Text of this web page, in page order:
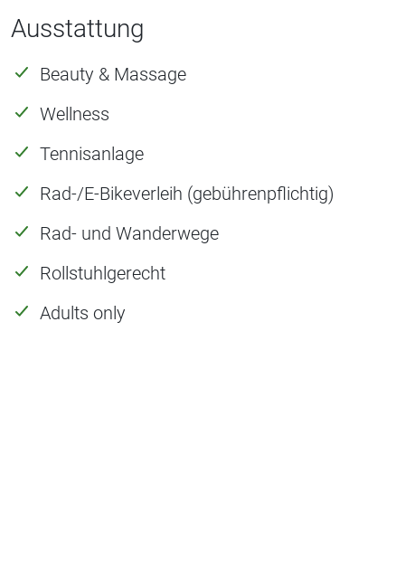
Ausstattung
Beauty & Massage
Wellness
Tennisanlage
Rad-/E-Bikeverleih (gebührenpflichtig)
Rad- und Wanderwege
Rollstuhlgerecht
Adults only